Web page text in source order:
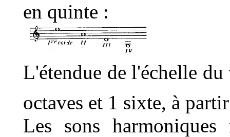
en quinte :
L'étendue de l'échelle
octaves et 1 sixte, à
Les sons